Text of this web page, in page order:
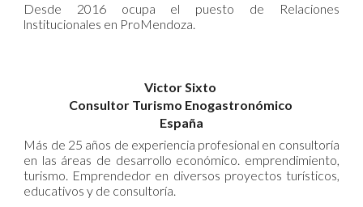
Desde 2016 ocupa el puesto de Relaciones
lnstitucionales en ProMendoza.
Victor Sixto
Consultor Turismo Enogastronómico
España
Más de 25 años de experiencia profesional en consultoría
en las áreas de desarrollo económico. emprendimiento,
turismo. Emprendedor en diversos proyectos turísticos,
educativos y de consultoría.